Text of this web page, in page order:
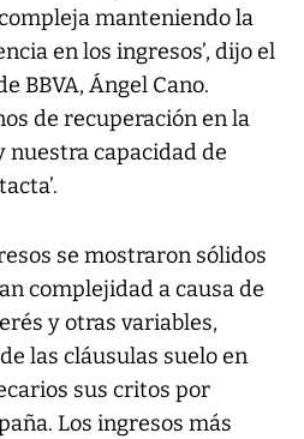
manteniendo la
en los ingresos’, dijo el
BBVA, Ángel Cano.
de recuperación en la
nuestra capacidad de
se mostraron sólidos
complejidad a causa de
y otras variables,
las cláusulas suelo en
sus critos por
Los ingresos más